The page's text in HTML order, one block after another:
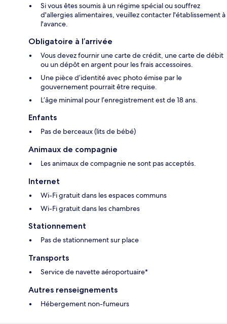
Si vous êtes soumis à un régime spécial ou souffrez
d'allergies alimentaires, veuillez contacter l'établissement à
l'avance.
Obligatoire à l’arrivée
Vous devez fournir une carte de crédit, une carte de débit
ou un dépôt en argent pour les frais accessoires.
Une pièce d’identité avec photo émise par le
gouvernement pourrait être requise.
L’âge minimal pour l’enregistrement est de 18 ans.
Enfants
Pas de berceaux (lits de bébé)
Animaux de compagnie
Les animaux de compagnie ne sont pas acceptés.
Internet
Wi-Fi gratuit dans les espaces communs
Wi-Fi gratuit dans les chambres
Stationnement
Pas de stationnement sur place
Transports
Service de navette aéroportuaire*
Autres renseignements
Hébergement non-fumeurs